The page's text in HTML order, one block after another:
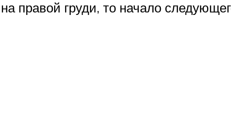
правой груди, то начало